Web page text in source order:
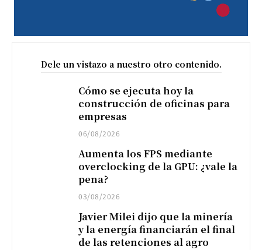
Dele un vistazo a nuestro otro contenido.
Cómo se ejecuta hoy la
construcción de oficinas para
empresas
06/08/2026
Aumenta los FPS mediante
overclocking de la GPU: ¿vale la
pena?
03/08/2026
Javier Milei dijo que la minería
y la energía financiarán el final
de las retenciones al agro